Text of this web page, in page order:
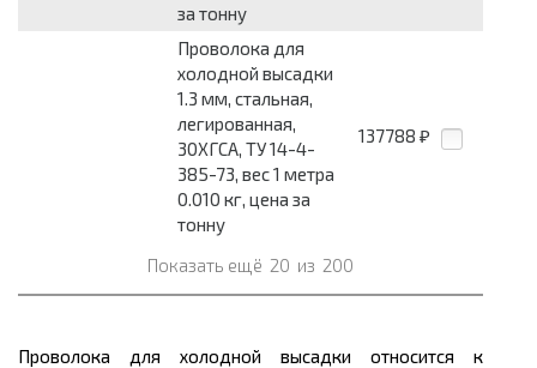
за тонну
Проволока для
холодной высадки
1.3 мм, стальная,
легированная,
30ХГСА, ТУ 14-4-
385-73, вес 1 метра
0.010 кг, цена за
тонну
137788 ₽
Показать ещё 20 из 200
Проволока для холодной высадки относится к